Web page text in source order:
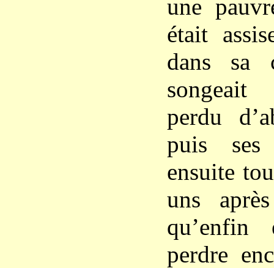
une
était
dans sa
perdu
puis ses
ensuite
uns
perdre